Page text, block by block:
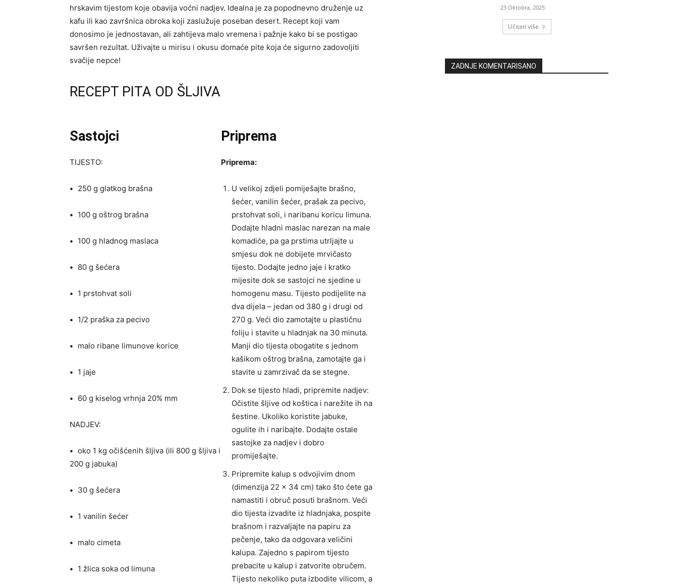
hrskavim tijestom koje obavija voćni nadjev. Idealna je za popodnevno druženje uz
kafu ili kao završnica obroka koji zaslužuje poseban desert. Recept koji vam
donosimo je jednostavan, ali zahtijeva malo vremena i pažnje kako bi se postigao
savršen rezultat. Uživajte u mirisu i okusu domaće pite koja će sigurno zadovoljiti
svačije nepce!
RECEPT PITA OD ŠLJIVA
Sastojci
TIJESTO:
• 250 g glatkog brašna
• 100 g oštrog brašna
• 100 g hladnog maslaca
• 80 g šećera
• 1 prstohvat soli
• 1/2 praška za pecivo
• malo ribane limunove korice
• 1 jaje
• 60 g kiselog vrhnja 20% mm
NADJEV:
• oko 1 kg očišćenih šljiva (ili 800 g šljiva i
200 g jabuka)
• 30 g šećera
• 1 vanilin šećer
• malo cimeta
• 1 žlica soka od limuna
Priprema
Priprema:
U velikoj zdjeli pomiješajte brašno,
šećer, vanilin šećer, prašak za pecivo,
prstohvat soli, i naribanu koricu limuna.
Dodajte hladni maslac narezan na male
komadiće, pa ga prstima utrljajte u
smjesu dok ne dobijete mrvičasto
tijesto. Dodajte jedno jaje i kratko
mijesite dok se sastojci ne sjedine u
homogenu masu. Tijesto podijelite na
dva dijela – jedan od 380 g i drugi od
270 g. Veći dio zamotajte u plastičnu
foliju i stavite u hladnjak na 30 minuta.
Manji dio tijesta obogatite s jednom
kašikom oštrog brašna, zamotajte ga i
stavite u zamrzivač da se stegne.
Dok se tijesto hladi, pripremite nadjev:
Očistite šljive od koštica i narežite ih na
šestine. Ukoliko koristite jabuke,
ogulite ih i naribajte. Dodajte ostale
sastojke za nadjev i dobro
promiješajte.
Pripremite kalup s odvojivim dnom
(dimenzija 22 x 34 cm) tako što ćete ga
namastiti i obruč posuti brašnom. Veći
dio tijesta izvadite iz hladnjaka, pospite
brašnom i razvaljajte na papiru za
pečenje, tako da odgovara veličini
kalupa. Zajedno s papirom tijesto
prebacite u kalup i zatvorite obručem.
Tijesto nekoliko puta izbodite vilicom, a
23 Oktobra, 2025
Učitati više
ZADNJE KOMENTARISANO